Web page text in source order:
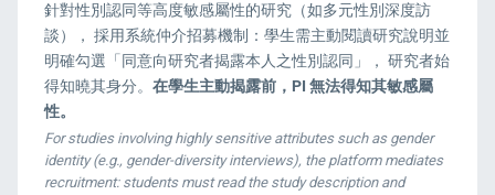
針對性別認同等高度敏感屬性的研究（如多元性別深度訪
談）， 採用系統仲介招募機制：學生需主動閱讀研究說明並
明確勾選「同意向研究者揭露本人之性別認同」， 研究者始
得知曉其身分。 在學生主動揭露前，PI 無法得知其敏感屬
性。
For studies involving highly sensitive attributes such as gender
identity (e.g., gender-diversity interviews), the platform mediates
recruitment: students must read the study description and